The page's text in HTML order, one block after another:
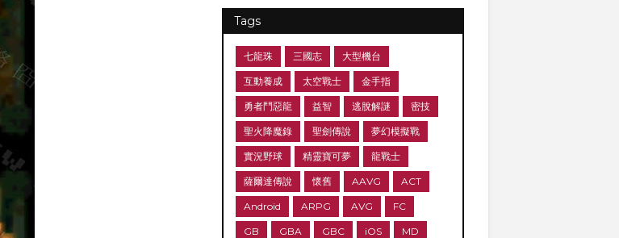
Tags
七龍珠 三國志 大型機台
互動養成 太空戰士 金手指
勇者鬥惡龍 益智 逃脫解謎 密技
聖火降魔錄 聖劍傳說 夢幻模擬戰
實況野球 精靈寶可夢 龍戰士
薩爾達傳說 懷舊 AAVG ACT
Android ARPG AVG FC
GB GBA GBC iOS MD